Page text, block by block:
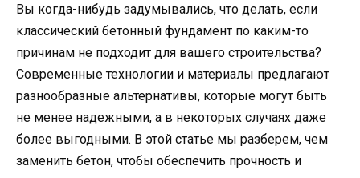
Вы когда-нибудь задумывались, что делать, если
классический бетонный фундамент по каким-то
причинам не подходит для вашего строительства?
Современные технологии и материалы предлагают
разнообразные альтернативы, которые могут быть
не менее надежными, а в некоторых случаях даже
более выгодными. В этой статье мы разберем, чем
заменить бетон, чтобы обеспечить прочность и